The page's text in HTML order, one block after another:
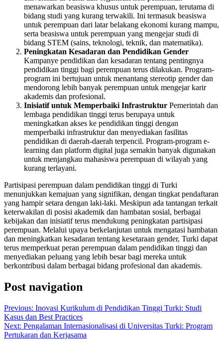
menawarkan beasiswa khusus untuk perempuan, terutama di
bidang studi yang kurang terwakili. Ini termasuk beasiswa
untuk perempuan dari latar belakang ekonomi kurang mampu,
serta beasiswa untuk perempuan yang mengejar studi di
bidang STEM (sains, teknologi, teknik, dan matematika).
Peningkatan Kesadaran dan Pendidikan Gender
Kampanye pendidikan dan kesadaran tentang pentingnya
pendidikan tinggi bagi perempuan terus dilakukan. Program-
program ini bertujuan untuk menantang stereotip gender dan
mendorong lebih banyak perempuan untuk mengejar karir
akademis dan profesional.
Inisiatif untuk Memperbaiki Infrastruktur Pemerintah dan
lembaga pendidikan tinggi terus berupaya untuk
meningkatkan akses ke pendidikan tinggi dengan
memperbaiki infrastruktur dan menyediakan fasilitas
pendidikan di daerah-daerah terpencil. Program-program e-
learning dan platform digital juga semakin banyak digunakan
untuk menjangkau mahasiswa perempuan di wilayah yang
kurang terlayani.
Partisipasi perempuan dalam pendidikan tinggi di Turki
menunjukkan kemajuan yang signifikan, dengan tingkat pendaftaran
yang hampir setara dengan laki-laki. Meskipun ada tantangan terkait
keterwakilan di posisi akademik dan hambatan sosial, berbagai
kebijakan dan inisiatif terus mendukung peningkatan partisipasi
perempuan. Melalui upaya berkelanjutan untuk mengatasi hambatan
dan meningkatkan kesadaran tentang kesetaraan gender, Turki dapat
terus memperkuat peran perempuan dalam pendidikan tinggi dan
menyediakan peluang yang lebih besar bagi mereka untuk
berkontribusi dalam berbagai bidang profesional dan akademis.
Post navigation
Previous: Inovasi Kurikulum di Pendidikan Tinggi Turki: Studi
Kasus dan Best Practices
Next: Pengalaman Internasionalisasi di Universitas Turki: Program
Pertukaran dan Kerjasama